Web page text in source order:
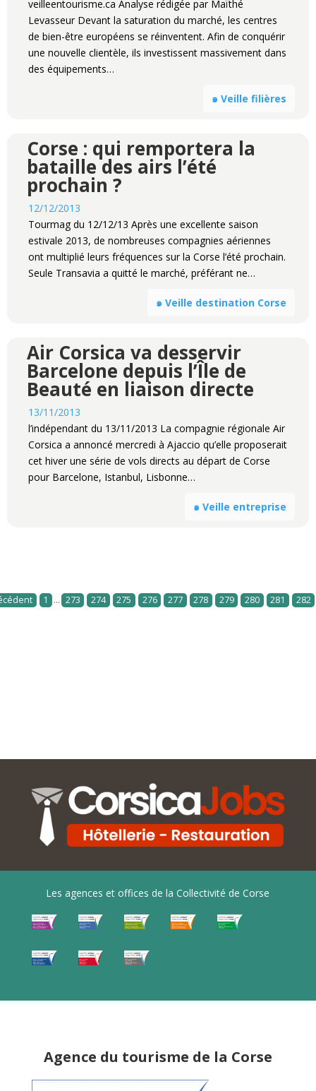
veilleentourisme.ca Analyse rédigée par Maïthé
Levasseur Devant la saturation du marché, les centres
de bien-être européens se réinventent. Afin de conquérir
une nouvelle clientèle, ils investissent massivement dans
des équipements…
๑ Veille filières
Corse : qui remportera la
bataille des airs l’été
prochain ?
12/12/2013
Tourmag du 12/12/13 Après une excellente saison
estivale 2013, de nombreuses compagnies aériennes
ont multiplié leurs fréquences sur la Corse l’été prochain.
Seule Transavia a quitté le marché, préférant ne…
๑ Veille destination Corse
Air Corsica va desservir
Barcelone depuis l’Île de
Beauté en liaison directe
13/11/2013
l’indépendant du 13/11/2013 La compagnie régionale Air
Corsica a annoncé mercredi à Ajaccio qu’elle proposerait
cet hiver une série de vols directs au départ de Corse
pour Barcelone, Istanbul, Lisbonne…
๑ Veille entreprise
1 ... 273 274 275 276 277 278 279 280 281 282
Les agences et offices de la Collectivité de Corse
Agence du tourisme de la Corse